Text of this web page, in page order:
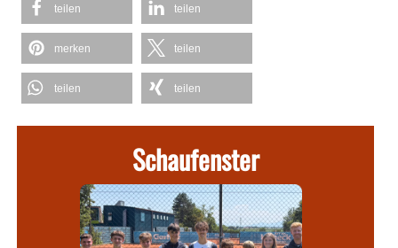
teilen teilen
merken teilen
teilen teilen
Schaufenster